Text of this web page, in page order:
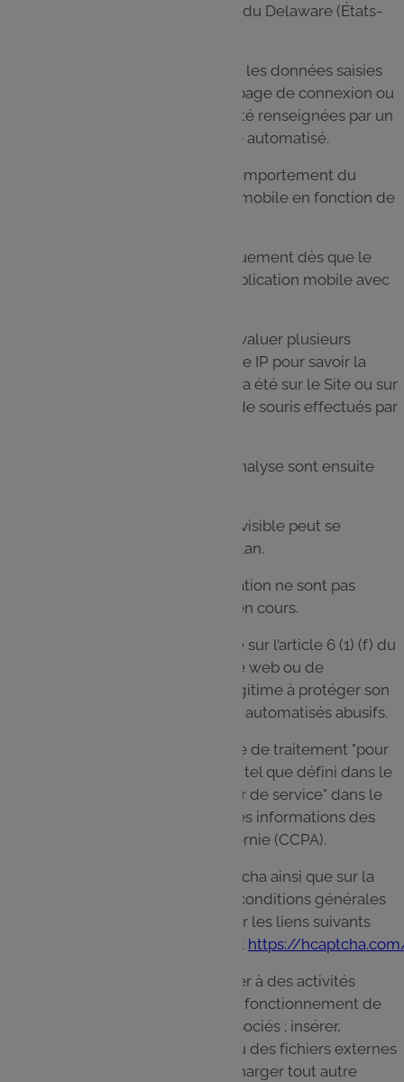
une société californienne de l’État du Delaware (États-
hCaptcha est utilisé pour vérifier si les données saisies
sur notre Site (par exemple sur la page de connexion ou
sur le formulaire de contact) ont été renseignées par un
être humain ou par un programme automatisé.
À cet effet, hCaptcha analyse le comportement du
visiteur du Site ou de l’application mobile en fonction de
Cette analyse démarre automatiquement dès que le
visiteur entre sur le Site ou sur l’application mobile avec
Pour cette analyse, hCaptcha va évaluer plusieurs
informations (par exemple l’adresse IP pour savoir la
durée pendant laquelle le visiteur a été sur le Site ou sur
l’application ou des mouvements de souris effectués par
Les données collectées lors de l’analyse sont ensuite
L’analyse du hCaptcha en mode invisible peut se
dérouler entièrement en arrière-plan.
Les visiteurs du Site ou de l’application ne sont pas
informés qu’une telle analyse est en cours.
Le traitement des données repose sur l’article 6 (1) (f) du
RGPD (DGSVO) : l’exploitant du site web ou de
l’application mobile a un intérêt légitime à protéger son
site contre l’exploration et le spam automatisés abusifs.
IMI agit en qualité de "Responsable de traitement "pour
le compte de ses consommateurs tel que défini dans le
RGPD et en qualité de "Fournisseur de service" dans le
cadre de la Loi sur la protection des informations des
consommateurs de l’État de Californie (CCPA).
Pour plus d’informations sur hCaptcha ainsi que sur la
politique de confidentialité et les conditions générales
d’utilisation d’IMI, veuillez consulter les liens suivants
et https://
Vous acceptez de ne pas vous livrer à des activités
pouvant interférer ou nuire au bon fonctionnement de
notre Site ou des Services tiers associés ; insérer,
télécharger ou joindre des liens ou des fichiers externes
malveillants ou inconnus ou télécharger tout autre